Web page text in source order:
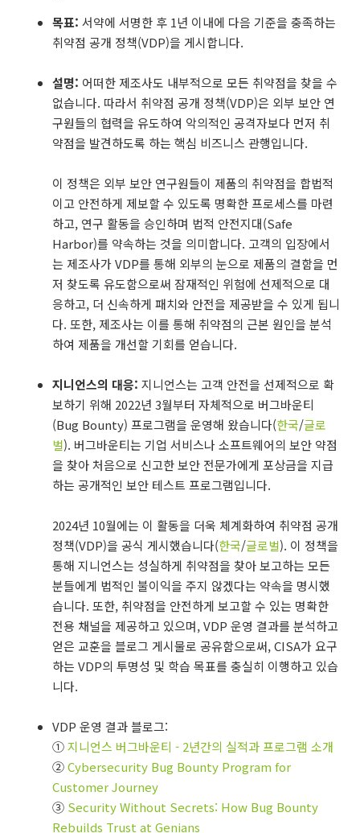
목표: 서약에 서명한 후 1년 이내에 다음 기준을 충족하는
취약점 공개 정책(VDP)을 게시합니다.
설명: 어떠한 제조사도 내부적으로 모든 취약점을 찾을 수
없습니다. 따라서 취약점 공개 정책(VDP)은 외부 보안 연
구원들의 협력을 유도하여 악의적인 공격자보다 먼저 취
약점을 발견하도록 하는 핵심 비즈니스 관행입니다.
이 정책은 외부 보안 연구원들이 제품의 취약점을 합법적
이고 안전하게 제보할 수 있도록 명확한 프로세스를 마련
하고, 연구 활동을 승인하며 법적 안전지대(Safe
Harbor)를 약속하는 것을 의미합니다. 고객의 입장에서
는 제조사가 VDP를 통해 외부의 눈으로 제품의 결함을 먼
저 찾도록 유도함으로써 잠재적인 위험에 선제적으로 대
응하고, 더 신속하게 패치와 안전을 제공받을 수 있게 됩니
다. 또한, 제조사는 이를 통해 취약점의 근본 원인을 분석
하여 제품을 개선할 기회를 얻습니다.
지니언스의 대응: 지니언스는 고객 안전을 선제적으로 확
보하기 위해 2022년 3월부터 자체적으로 버그바운티
(Bug Bounty) 프로그램을 운영해 왔습니다(한국/글로
벌). 버그바운티는 기업 서비스나 소프트웨어의 보안 약점
을 찾아 처음으로 신고한 보안 전문가에게 포상금을 지급
하는 공개적인 보안 테스트 프로그램입니다.
2024년 10월에는 이 활동을 더욱 체계화하여 취약점 공개
정책(VDP)을 공식 게시했습니다(한국/글로벌). 이 정책을
통해 지니언스는 성실하게 취약점을 찾아 보고하는 모든
분들에게 법적인 불이익을 주지 않겠다는 약속을 명시했
습니다. 또한, 취약점을 안전하게 보고할 수 있는 명확한
전용 채널을 제공하고 있으며, VDP 운영 결과를 분석하고
얻은 교훈을 블로그 게시물로 공유함으로써, CISA가 요구
하는 VDP의 투명성 및 학습 목표를 충실히 이행하고 있습
니다.
VDP 운영 결과 블로그:
①지니언스 버그바운티 - 2년간의 실적과 프로그램 소개
②Cybersecurity Bug Bounty Program for
Customer Journey
③ Security Without Secrets: How Bug Bounty
Rebuilds Trust at Genians